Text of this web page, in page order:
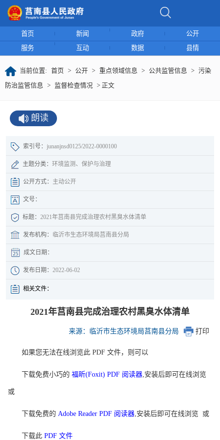
首页 新闻 政府
公开
服务
互动 数据 县情
当前位置: 首页 > 公开 > 重点领域信息 > 公共监管信息 > 污染
防治监管信息 > 监督检查情况 > 正文
朗读
索引号： junanjnsd0125/2022-0000100
主题分类： 环境监测、保护与治理
公开方式： 主动公开
文号：
标题： 2021年莒南县完成治理农村黑臭水体清单
发布机构： 临沂市生态环境局莒南县分局
成文日期：
发布日期： 2022-06-02
相关文件：
2021年莒南县完成治理农村黑臭水体清单
来源：临沂市生态环境局莒南县分局 打印
如果您无法在线浏览此 PDF 文件，则可以
下载免费小巧的 福昕(Foxit) PDF 阅读器 ,安装后即可在线浏览
或
下载免费的 Adobe Reader PDF 阅读器 ,安装后即可在线浏览 或
下载此 PDF 文件